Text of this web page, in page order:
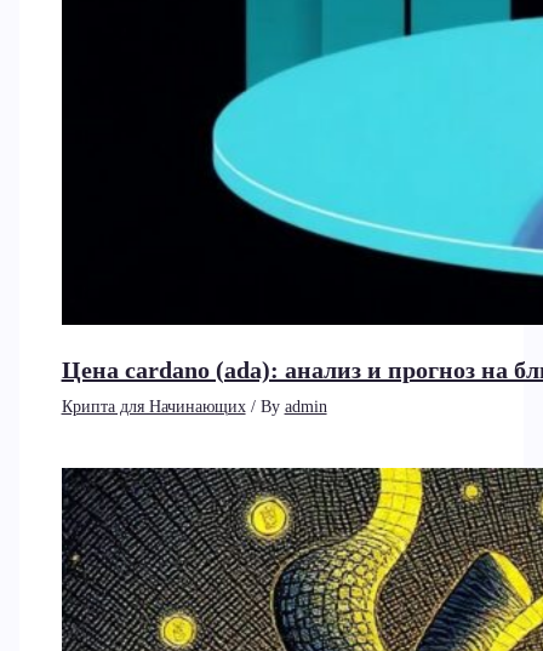
Цена cardano (ada): анализ и прогноз на
Крипта для Начинающих/ By admin